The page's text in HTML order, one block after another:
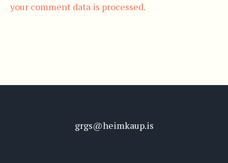
your comment data is processed.
grgs@heimkaup.is